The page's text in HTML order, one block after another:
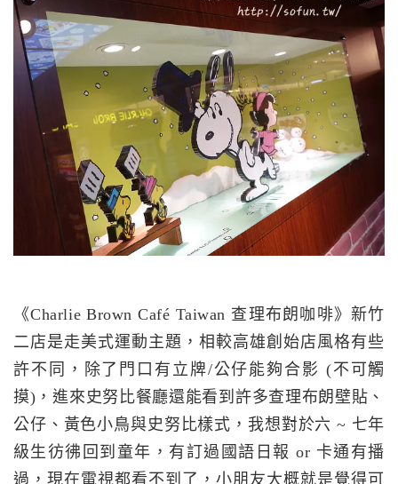
《Charlie Brown Café Taiwan 查理布朗咖啡》新竹
二店是走美式運動主題，相較高雄創始店風格有些
許不同，除了門口有立牌/公仔能夠合影 (不可觸
摸)，進來史努比餐廳還能看到許多查理布朗壁貼、
公仔、黃色小鳥與史努比樣式，我想對於六 ~ 七年
級生彷彿回到童年，有訂過國語日報 or 卡通有播
過，現在電視都看不到了，小朋友大概就是覺得可